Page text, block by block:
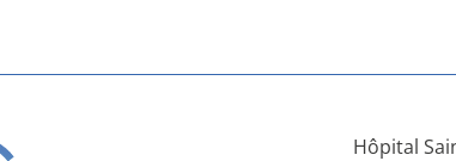
Hôpital